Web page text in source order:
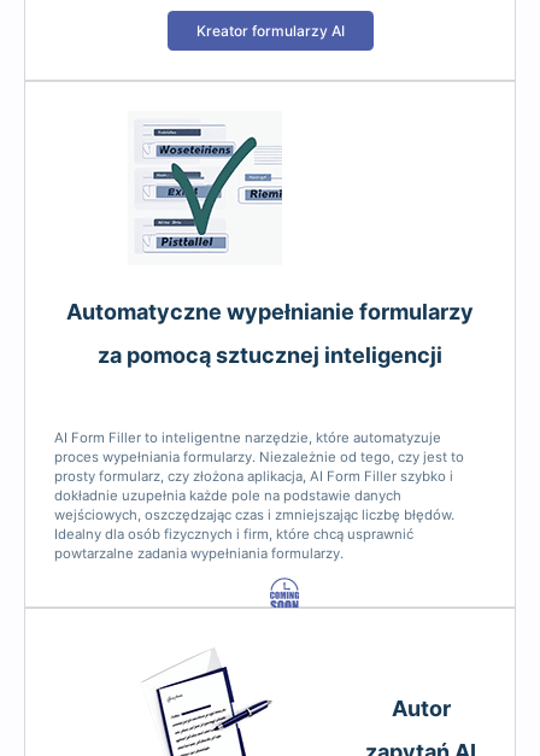
Kreator formularzy AI
Automatyczne wypełnianie formularzy
za pomocą sztucznej inteligencji
AI Form Filler to inteligentne narzędzie, które automatyzuje
proces wypełniania formularzy. Niezależnie od tego, czy jest to
prosty formularz, czy złożona aplikacja, AI Form Filler szybko i
dokładnie uzupełnia każde pole na podstawie danych
wejściowych, oszczędzając czas i zmniejszając liczbę błędów.
Idealny dla osób fizycznych i firm, które chcą usprawnić
powtarzalne zadania wypełniania formularzy.
Autor